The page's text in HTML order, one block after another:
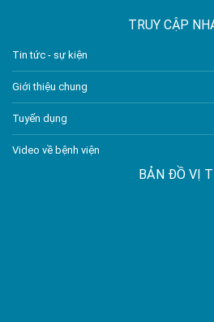
TRUY CẬP
Tin tức - sự kiện
Giới thiệu chung
Tuyển dụng
Video về bệnh viện
BẢN ĐỒ VỊ